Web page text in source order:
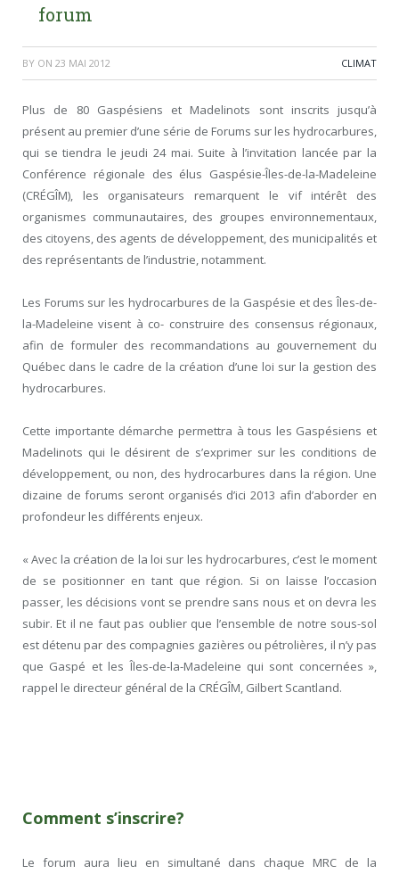
forum
BY ON 23 MAI 2012 CLIMAT
Plus de 80 Gaspésiens et Madelinots sont inscrits jusqu’à
présent au premier d’une série de Forums sur les hydrocarbures,
qui se tiendra le jeudi 24 mai. Suite à l’invitation lancée par la
Conférence régionale des élus Gaspésie-Îles-de-la-Madeleine
(CRÉGÎM), les organisateurs remarquent le vif intérêt des
organismes communautaires, des groupes environnementaux,
des citoyens, des agents de développement, des municipalités et
des représentants de l’industrie, notamment.
Les Forums sur les hydrocarbures de la Gaspésie et des Îles-de-
la-Madeleine visent à co- construire des consensus régionaux,
afin de formuler des recommandations au gouvernement du
Québec dans le cadre de la création d’une loi sur la gestion des
hydrocarbures.
Cette importante démarche permettra à tous les Gaspésiens et
Madelinots qui le désirent de s’exprimer sur les conditions de
développement, ou non, des hydrocarbures dans la région. Une
dizaine de forums seront organisés d’ici 2013 afin d’aborder en
profondeur les différents enjeux.
« Avec la création de la loi sur les hydrocarbures, c’est le moment
de se positionner en tant que région. Si on laisse l’occasion
passer, les décisions vont se prendre sans nous et on devra les
subir. Et il ne faut pas oublier que l’ensemble de notre sous-sol
est détenu par des compagnies gazières ou pétrolières, il n’y pas
que Gaspé et les Îles-de-la-Madeleine qui sont concernées »,
rappel le directeur général de la CRÉGÎM, Gilbert Scantland.
Comment s’inscrire?
Le forum aura lieu en simultané dans chaque MRC de la